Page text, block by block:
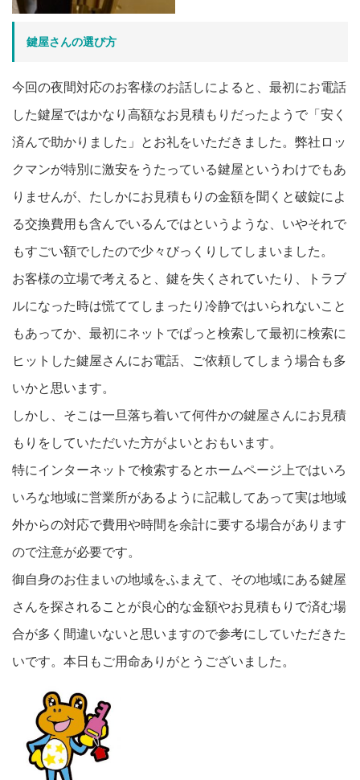
鍵屋さんの選び方
今回の夜間対応のお客様のお話しによると、最初にお電話
した鍵屋ではかなり高額なお見積もりだったようで「安く
済んで助かりました」とお礼をいただきました。弊社ロッ
クマンが特別に激安をうたっている鍵屋というわけでもあ
りませんが、たしかにお見積もりの金額を聞くと破錠によ
る交換費用も含んでいるんではというような、いやそれで
もすごい額でしたので少々びっくりしてしまいました。
お客様の立場で考えると、鍵を失くされていたり、トラブ
ルになった時は慌ててしまったり冷静ではいられないこと
もあってか、最初にネットでぱっと検索して最初に検索に
ヒットした鍵屋さんにお電話、ご依頼してしまう場合も多
いかと思います。
しかし、そこは一旦落ち着いて何件かの鍵屋さんにお見積
もりをしていただいた方がよいとおもいます。
特にインターネットで検索するとホームページ上ではいろ
いろな地域に営業所があるように記載してあって実は地域
外からの対応で費用や時間を余計に要する場合があります
ので注意が必要です。
御自身のお住まいの地域をふまえて、その地域にある鍵屋
さんを探されることが良心的な金額やお見積もりで済む場
合が多く間違いないと思いますので参考にしていただきた
いです。本日もご用命ありがとうございました。